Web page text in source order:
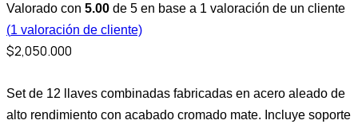
Valorado con 5.00 de 5 en base a 1 valoración de un cliente
(1 valoración de cliente)
$2,050.000
Set de 12 llaves combinadas fabricadas en acero aleado de
alto rendimiento con acabado cromado mate. Incluye soporte